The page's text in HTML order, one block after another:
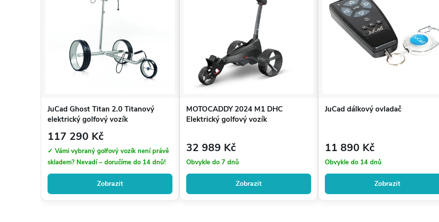
JuCad Ghost Titan 2.0 Titanový
elektrický golfový vozík
117 290 Kč
✓ Vámi vybraný golfový vozík není právě
skladem? Nevadí – doručíme do 14 dnů!
Zobrazit
MOTOCADDY 2024 M1 DHC
Elektrický golfový vozík
32 989 Kč
Obvykle do 7 dnů
Zobrazit
JuCad dálkový ovladač
11 890 Kč
Obvykle do 14 dnů
Zobrazit